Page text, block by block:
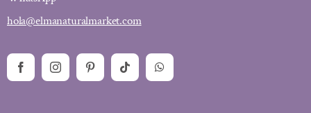
hola@elmanaturalmarket.com